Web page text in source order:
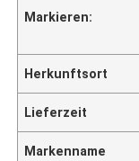
Markieren:
Herkunftsort
Lieferzeit
Markenname